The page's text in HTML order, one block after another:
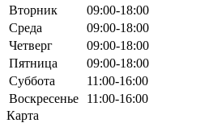
Вторник
09:00-18:00
Среда
09:00-18:00
Четверг
09:00-18:00
Пятница
09:00-18:00
Суббота
11:00-16:00
Воскресенье
11:00-16:00
Карта